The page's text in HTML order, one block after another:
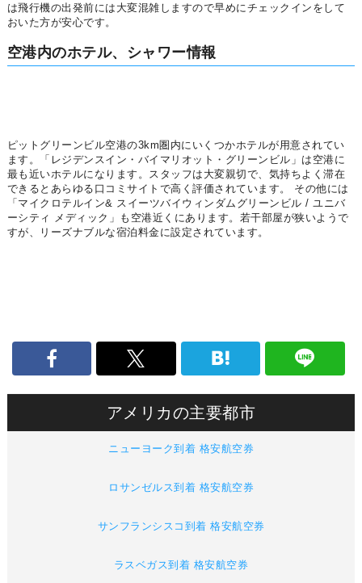
は飛行機の出発前には大変混雑しますので早めにチェックインをして
おいた方が安心です。
空港内のホテル、シャワー情報
ピットグリーンビル空港の3km圏内にいくつかホテルが用意されてい
ます。「レジデンスイン・バイマリオット・グリーンビル」は空港に
最も近いホテルになります。スタッフは大変親切で、気持ちよく滞在
できるとあらゆる口コミサイトで高く評価されています。 その他には
「マイクロテルイン& スイーツバイウィンダムグリーンビル / ユニバ
ーシティ メディック」も空港近くにあります。若干部屋が狭いようで
すが、リーズナブルな宿泊料金に設定されています。
アメリカの主要都市
ニューヨーク到着 格安航空券
ロサンゼルス到着 格安航空券
サンフランシスコ到着 格安航空券
ラスベガス到着 格安航空券